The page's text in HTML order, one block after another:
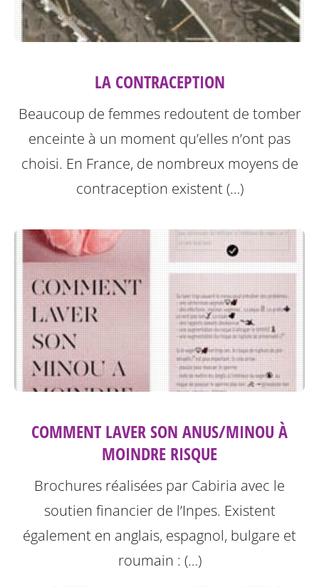
LA CONTRACEPTION
Beaucoup de femmes redoutent de tomber
enceinte à un moment qu’elles n’ont pas
choisi. En France, de nombreux moyens de
contraception existent (…)
COMMENT LAVER SON ANUS/MINOU À
MOINDRE RISQUE
Brochures réalisées par Cabiria avec le
soutien financier de l’Inpes. Existent
également en anglais, espagnol, bulgare et
roumain : (…)